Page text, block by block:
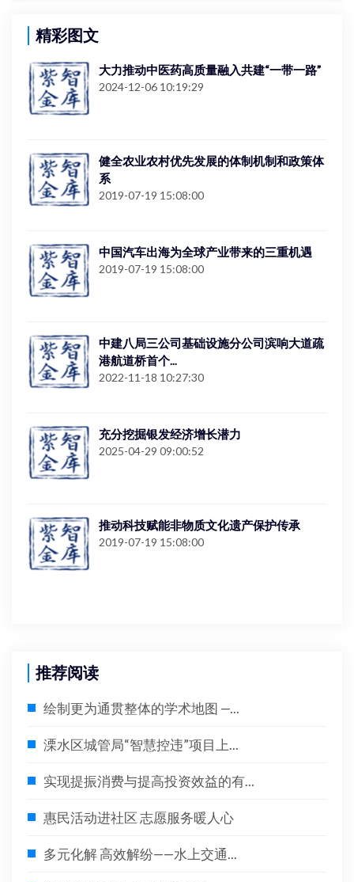
精彩图文
大力推动中医药高质量融入共建“一带一路”
2024-12-06 10:19:29
健全农业农村优先发展的体制机制和政策体
系
2019-07-19 15:08:00
中国汽车出海为全球产业带来的三重机遇
2019-07-19 15:08:00
中建八局三公司基础设施分公司滨响大道疏
港航道桥首个...
2022-11-18 10:27:30
充分挖掘银发经济增长潜力
2025-04-29 09:00:52
推动科技赋能非物质文化遗产保护传承
2019-07-19 15:08:00
推荐阅读
绘制更为通贯整体的学术地图 —...
溧水区城管局“智慧控违”项目上...
实现提振消费与提高投资效益的有...
惠民活动进社区 志愿服务暖人心
多元化解 高效解纷——水上交通...